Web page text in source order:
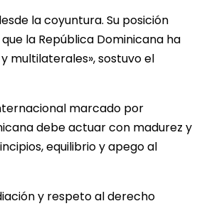
la coyuntura. Su posición
la República Dominicana ha
multilaterales», sostuvo el
marcado por
debe actuar con madurez y
equilibrio y apego al
y respeto al derecho